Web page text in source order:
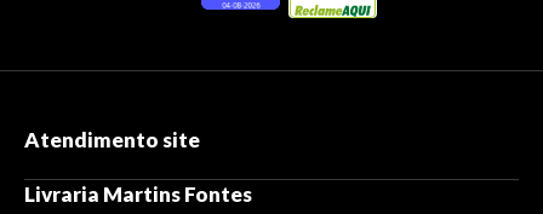
Atendimento site
Livraria Martins Fontes